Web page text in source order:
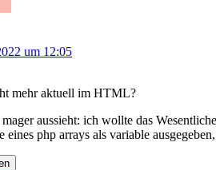
um 12:05
mehr aktuell im HTML?
mager aussieht: ich wollte das
eines php arrays als variable